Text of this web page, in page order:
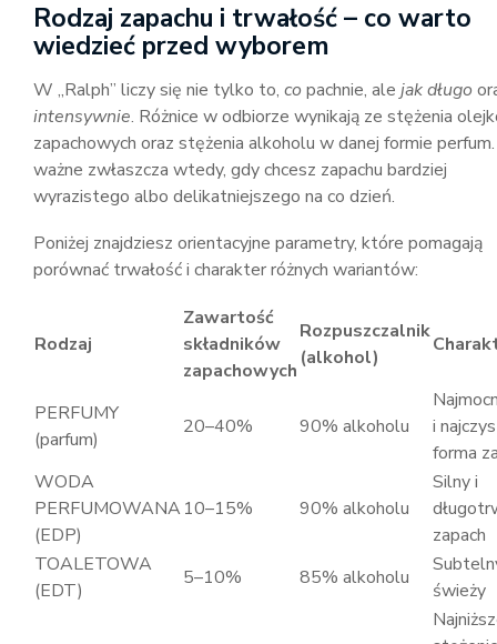
Rodzaj zapachu i trwałość – co warto
wiedzieć przed wyborem
W „Ralph” liczy się nie tylko to, co pachnie, ale jak długo
intensywnie. Różnice w odbiorze wynikają ze stężenia
zapachowych oraz stężenia alkoholu w danej formie
ważne zwłaszcza wtedy, gdy chcesz zapachu bardziej
wyrazistego albo delikatniejszego na co dzień.
Poniżej znajdziesz orientacyjne parametry, które pomagają
porównać trwałość i charakter różnych wariantów:
Rodzaj
Zawartość
składników
zapachowych
Rozpuszczalnik
(alkohol)
PERFUMY
(parfum)
20–40% 90% alkoholu
i
forma
WODA
PERFUMOWANA
(EDP)
10–15% 90% alkoholu
Silny i
zapach
TOALETOWA
(EDT)
5–10% 85% alkoholu
świeży